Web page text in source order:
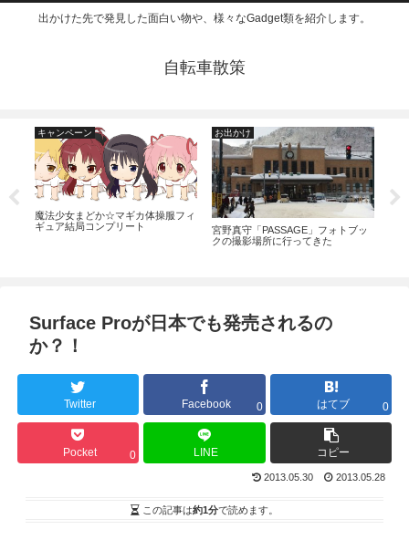
出かけた先で発見した面白い物や、様々なGadget類を紹介します。
自転車散策
キャンペーン
魔法少女まどか☆マギカ体操服フィ
ギュア結局コンプリート
お出かけ
宮野真守「PASSAGE」フォトブッ
クの撮影場所に行ってきた
Surface Proが日本でも発売されるの
か？！
Twitter Facebook 0 はてブ 0
Pocket 0 LINE コピー
2013.05.30 2013.05.28
この記事は約1分で読めます。